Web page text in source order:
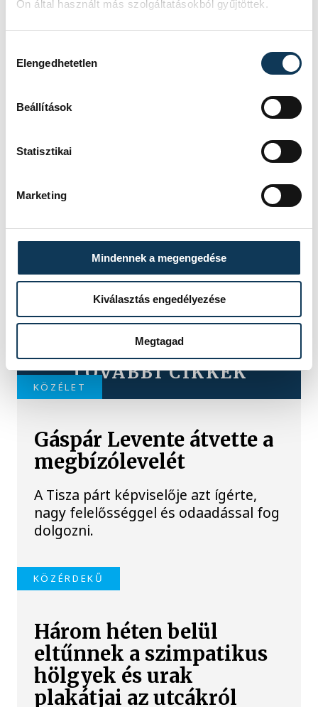
Ön által használt más szolgáltatásokból gyűjtöttek.
Elengedhetetlen
Beállítások
Statisztikai
Marketing
Mindennek a megengedése
Kiválasztás engedélyezése
Megtagad
TOVÁBBI CIKKEK
KÖZÉLET
Gáspár Levente átvette a
megbízólevelét
A Tisza párt képviselője azt ígérte,
nagy felelősséggel és odaadással fog
dolgozni.
KÖZÉRDEKŰ
Három héten belül
eltűnnek a szimpatikus
hölgyek és urak
plakátjai az utcákról